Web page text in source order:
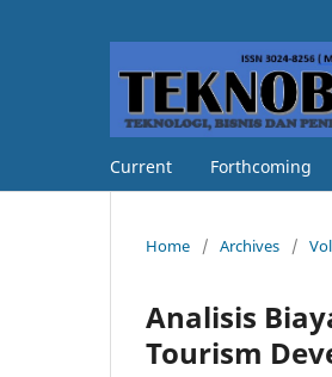
Current Forthcoming
Home / Archives /
Analisis
Tourism